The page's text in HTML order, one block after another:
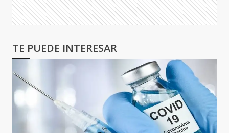
TE PUEDE INTERESAR